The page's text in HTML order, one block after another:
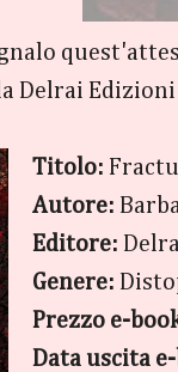
Delrai
Titolo:
Autore:
Editore:
Genere:
Prezzo e-
Data uscita